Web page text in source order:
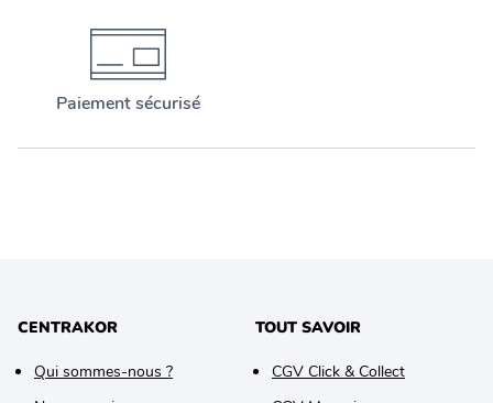
Paiement sécurisé
CENTRAKOR
Qui sommes-nous ?
TOUT SAVOIR
CGV Click & Collect